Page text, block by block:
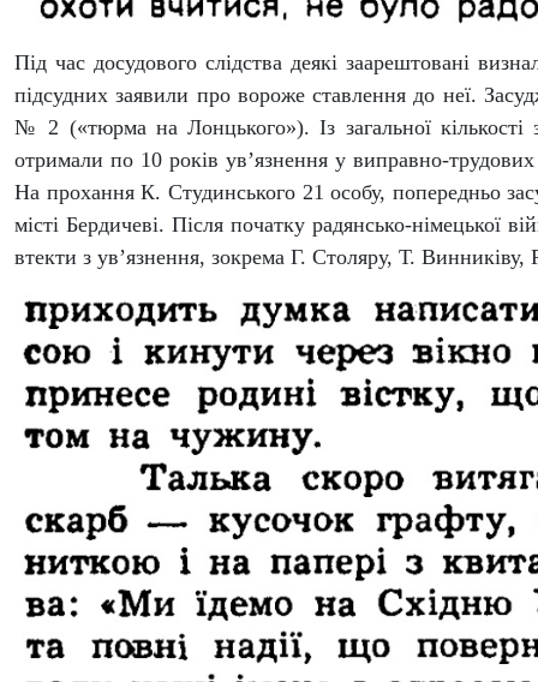
Під час досудового слідства деякі заарештовані
підсудних заявили про вороже ставлення до неї.
№ 2 («тюрма на Лонцького»). Із загальної
отримали по 10 років ув’язнення у виправно-
На прохання К. Студинського 21 особу, попередньо
місті Бердичеві. Після початку радянсько-німецької
втекти з ув’язнення, зокрема Г. Столяру, Т.